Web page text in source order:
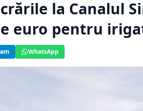
la Canalul
euro pentru
WhatsApp